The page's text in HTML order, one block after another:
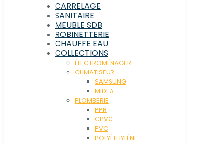
CARRELAGE
SANITAIRE
MEUBLE SDB
ROBINETTERIE
CHAUFFE EAU
COLLECTIONS
ÉLECTROMÉNAGER
CLIMATISEUR
SAMSUNG
MIDEA
PLOMBERIE
PPR
CPVC
PVC
POLYÉTHYLÉNE